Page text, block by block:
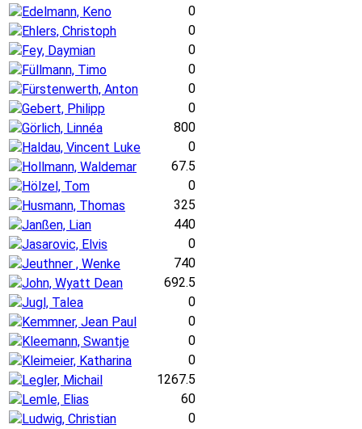
Edelmann, Keno
0
Ehlers, Christoph
0
Fey, Daymian
0
Füllmann, Timo
0
Fürstenwerth, Anton
0
Gebert, Philipp
0
Görlich, Linnéa
800
Haldau, Vincent Luke
0
Hollmann, Waldemar
67.5
Hölzel, Tom
0
Husmann, Thomas
325
Janßen, Lian
440
Jasarovic, Elvis
0
Jeuthner , Wenke
740
John, Wyatt Dean
692.5
Jugl, Talea
0
Kemmner, Jean Paul
0
Kleemann, Swantje
0
Kleimeier, Katharina
0
Legler, Michail
1267.5
Lemle, Elias
60
Ludwig, Christian
0